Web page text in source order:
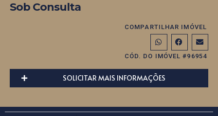
Sob Consulta
COMPARTILHAR IMÓVEL
CÓD. DO IMÓVEL #96954
SOLICITAR MAIS INFORMAÇÕES